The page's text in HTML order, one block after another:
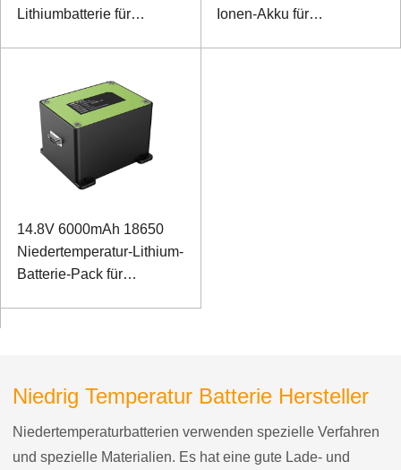
Lithiumbatterie für
Ionen-Akku für
14.8V 6000mAh 18650
Niedertemperatur-Lithium-
Batterie-Pack für
Niedrig Temperatur Batterie Hersteller
Niedertemperaturbatterien verwenden spezielle Verfahren
und spezielle Materialien. Es hat eine gute Lade- und